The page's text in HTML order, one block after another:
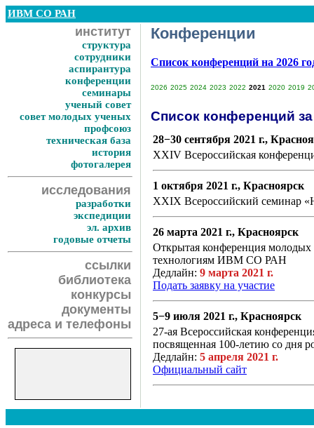
ИВМ СО РАН
институт
структура
сотрудники
аспирантура
конференции
семинары
ученый совет
совет молодых ученых
профсоюз
техническая база
история
фотогалерея
исследования
разработки
экспедиции
эл. архив
годовые отчеты
ссылки
библиотека
конкурсы
документы
адреса и телефоны
Конференции
Список конференций на 2026
2026 2025 2024 2023 2022 2021 2020 2019
Список конференций за
28−30 сентября 2021 г.,
XXIV Всероссийская
1 октября 2021 г., Красноярск
XXIX Всероссийский семинар
26 марта 2021 г., Красноярск
Открытая конференция
технологиям ИВМ СО РАН
Дедлайн: 9 марта 2021 г.
Подать заявку на участие
5−9 июля 2021 г., Красноярск
27-ая Всероссийская
посвященная 100-летию со дня
Дедлайн: 5 апреля 2021 г.
Официальный сайт